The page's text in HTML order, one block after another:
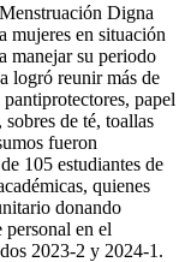
Digna
mujeres en situación
manejar su periodo
logró reunir más de
papel
de té, toallas
fueron
105 estudiantes de
quienes
donando
en el
2023-2 y 2024-1.